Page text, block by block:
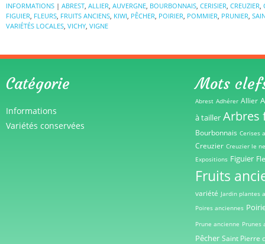
INFORMATIONS | ABREST, ALLIER, AUVERGNE, BOURBONNAIS, CERISIER, CREUZIER,
FIGUIER, FLEURS, FRUITS ANCIENS, KIWI, PÊCHER, POIRIER, POMMIER, PRUNIER,
VARIÉTÉS LOCALES, VICHY, VIGNE
Catégorie
Informations
Variétés conservées
Mots
Abrest Adhérer Allier
à tailler Arbres
Bourbonnais Cerises
Creuzier Creuzier le
Expositions Figuier
Fruits
variété Jardin plantes
Poires anciennes
Prune ancienne Prunes
Pêcher Saint Pierre